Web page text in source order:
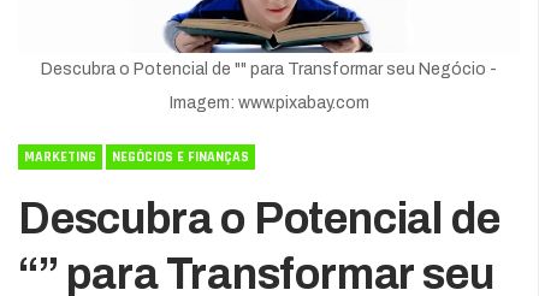
Descubra o Potencial de "" para Transformar seu Negócio -
Imagem: www.pixabay.com
MARKETING NEGÓCIOS E FINANÇAS
Descubra o Potencial de
“” para Transformar seu